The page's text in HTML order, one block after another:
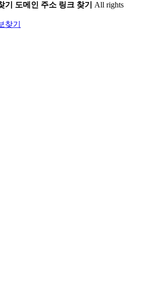
기 도메인 주소 링크 찾기 All rights
찾기